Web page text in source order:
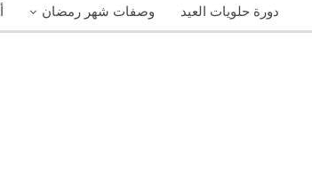
دورة حلويات العيد وصفات شهر رمضان